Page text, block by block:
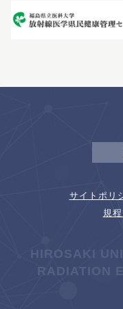
サイトポリ
規
HIROSAKI
RADIATION